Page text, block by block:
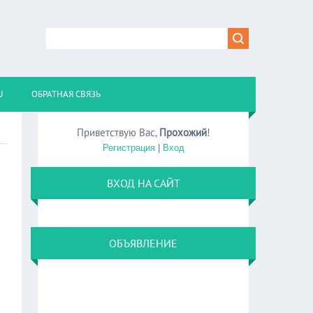
ОБРАТНАЯ СВЯЗЬ
Приветствую Вас, Прохожий!
Регистрация| Вход
ВХОД НА САЙТ
ОБЪЯВЛЕНИЕ